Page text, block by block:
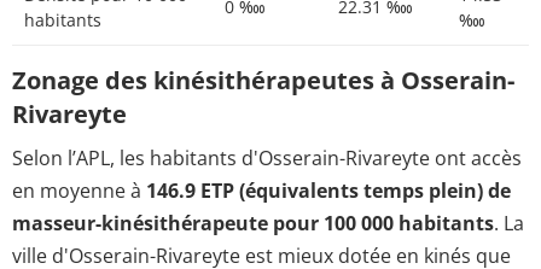
habitants
0 ‱ 22.31 ‱
‱
Zonage des kinésithérapeutes à Osserain-
Rivareyte
Selon l’APL, les habitants d'Osserain-Rivareyte ont accès
en moyenne à 146.9 ETP (équivalents temps plein) de
masseur-kinésithérapeute pour 100 000 habitants. La
ville d'Osserain-Rivareyte est mieux dotée en kinés que